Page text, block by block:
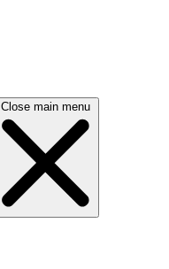
Close main menu